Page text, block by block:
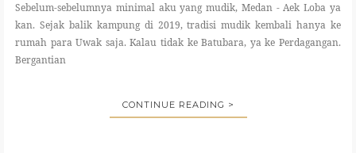
Sebelum-sebelumnya minimal aku yang mudik, Medan - Aek Loba ya
kan. Sejak balik kampung di 2019, tradisi mudik kembali hanya ke
rumah para Uwak saja. Kalau tidak ke Batubara, ya ke Perdagangan.
Bergantian
CONTINUE READING >